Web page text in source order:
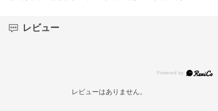
レビュー
レビューはありません。